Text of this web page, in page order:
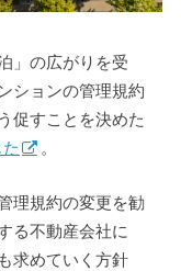
」の広がりを受
ションの管理規約
促すことを決めた
。
理規約の変更を勧
る不動産会社に
求めていく方針